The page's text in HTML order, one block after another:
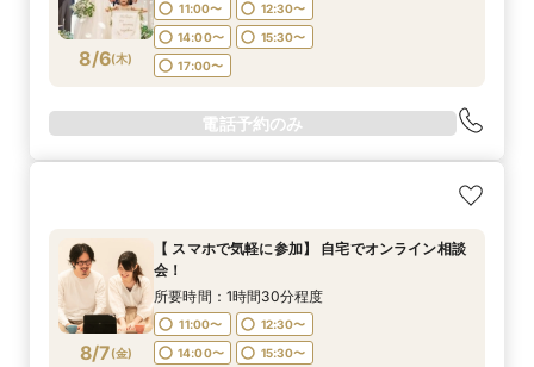
8/6(木)
11:00〜
12:30〜
14:00〜
15:30〜
17:00〜
電話予約のみ
8/7(金)
【 スマホで気軽に参加】 自宅でオンライン相談
会！
所要時間：1時間30分程度
11:00〜
12:30〜
14:00〜
15:30〜